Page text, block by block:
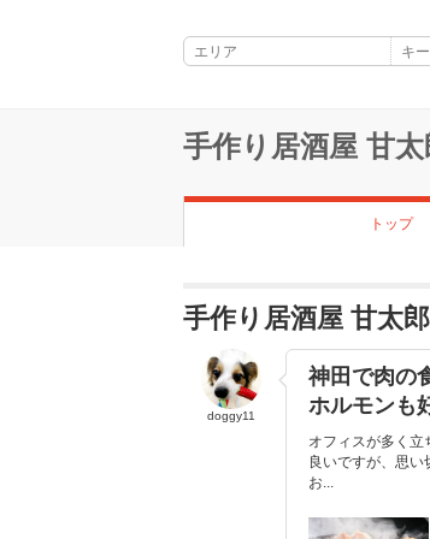
手作り居酒屋 甘
トップ
手作り居酒屋 甘太
doggy11
神田で肉の
ホルモンも
オフィスが多く
良いですが、思
お...